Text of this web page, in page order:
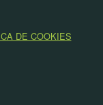
DE COOKIES